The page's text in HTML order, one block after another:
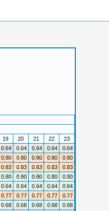
19 20 21 22
23
0.64 0.64 0.64 0.64
0.64
0.80 0.80 0.80 0.80
0.80
0.83 0.83 0.83 0.83
0.83
0.80 0.80 0.80 0.80
0.80
0.64 0.64 0.64 0.64
0.64
0.77 0.77 0.77 0.77
0.77
0.68 0.68 0.68 0.68
0.68